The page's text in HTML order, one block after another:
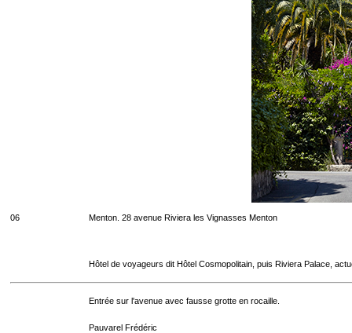
06 Menton. 28 avenue Riviera les Vignasses Menton
Hôtel de voyageurs dit Hôtel Cosmopolitain, puis Riviera Palace,
Entrée sur l'avenue avec fausse grotte en rocaille.
Pauvarel Frédéric